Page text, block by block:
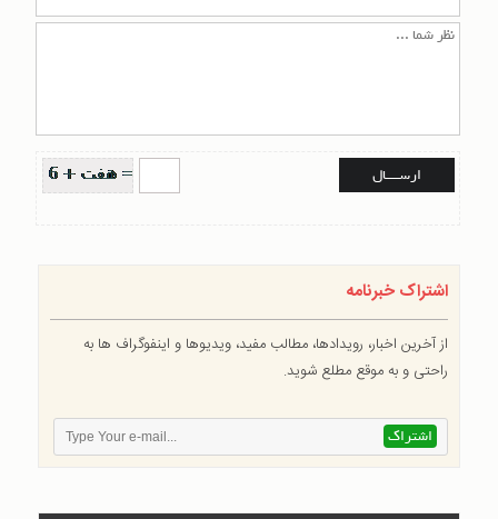
اشتراک خبرنامه
از آخرین اخبار، رویدادها، مطالب مفید، ویدیوها و اینفوگراف ها به
راحتی و به موقع مطلع شوید.